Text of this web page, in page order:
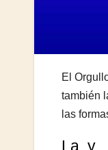
El
también
las
La y